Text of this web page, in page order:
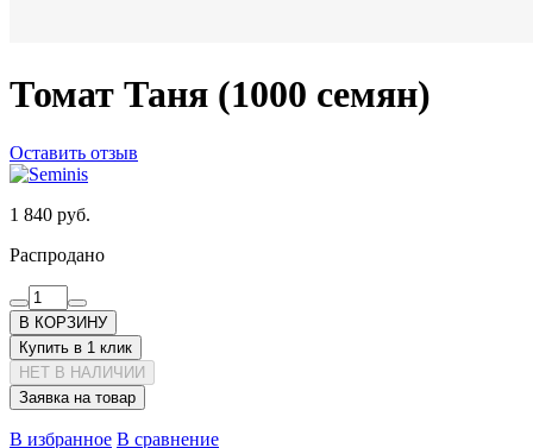
Томат Таня (1000 семян)
Оставить отзыв
1 840 руб.
Распродано
В КОРЗИНУ
Купить в 1 клик
НЕТ В НАЛИЧИИ
Заявка на товар
В избранное В сравнение